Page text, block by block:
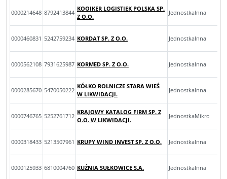
0000214648 8792413844
KOOIKER LOGISTIEK POLSKA SP.
Z O.O.
JednostkaInna
0000460831 5242759234 KORDAT SP. Z O.O. JednostkaInna
0000562108 7931625987 KORMED SP. Z O.O. JednostkaInna
0000285670 5470050222
KÓŁKO ROLNICZE STARA WIEŚ
W LIKWIDACJI.
JednostkaInna
0000746765 5252761712
KRAJOWY KATALOG FIRM SP. Z
O.O. W LIKWIDACJI.
JednostkaMikro
0000318433 5213507961 KRUPY WIND INVEST SP. Z O.O. JednostkaInna
0000125933 6810004760 KUŹNIA SUŁKOWICE S.A. JednostkaInna